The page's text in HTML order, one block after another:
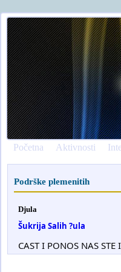
Početna Aktivnosti
Podrške plemenitih
Djula
Šukrija Salih ?ula
CAST I PONOS NAS